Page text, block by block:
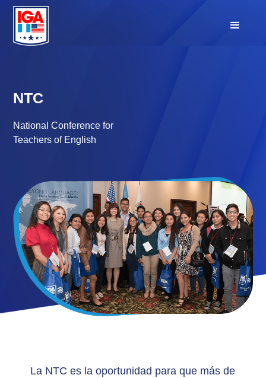
NTC
National Conference for
Teachers of English
La NTC es la oportunidad para que más de